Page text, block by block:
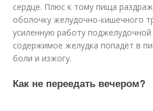
сердце. Плюс к тому пища
оболочку желудочно-кишечного
усиленную работу
содержимое желудка попадёт в
боли и изжогу.
Как не переедать вечером?